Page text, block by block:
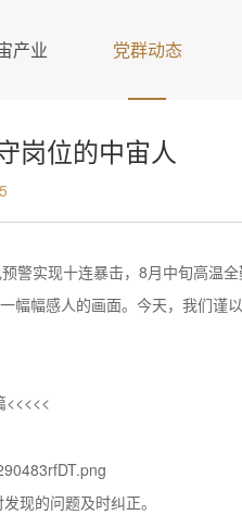
产业 党群动态
岗位的中宙人
警实现十连暴击，8月中旬高温
幅幅感人的画面。今天，我们谨
<<<<<
现的问题及时纠正。